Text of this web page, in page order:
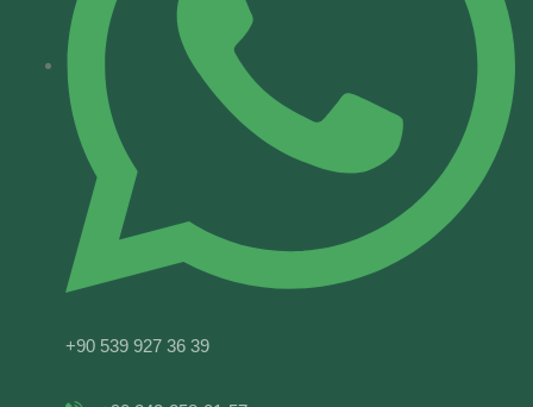
+90 539 927 36 39